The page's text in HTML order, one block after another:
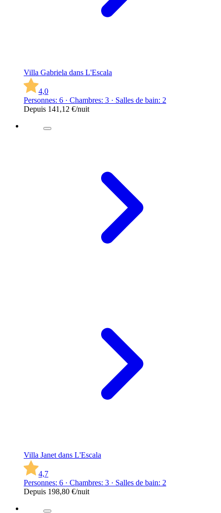
Villa Gabriela dans L'Escala
4,0
Personnes: 6 · Chambres: 3 · Salles de bain: 2
Depuis 141,12 €/nuit
Villa Janet dans L'Escala
4,7
Personnes: 6 · Chambres: 3 · Salles de bain: 2
Depuis 198,80 €/nuit